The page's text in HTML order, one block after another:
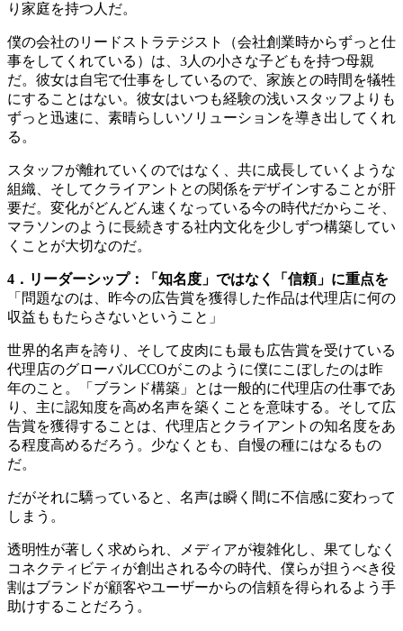
り家庭を持つ人だ。
僕の会社のリードストラテジスト（会社創業時からずっと仕
事をしてくれている）は、3人の小さな子どもを持つ母親
だ。彼女は自宅で仕事をしているので、家族との時間を犠牲
にすることはない。彼女はいつも経験の浅いスタッフよりも
ずっと迅速に、素晴らしいソリューションを導き出してくれ
る。
スタッフが離れていくのではなく、共に成長していくような
組織、そしてクライアントとの関係をデザインすることが肝
要だ。変化がどんどん速くなっている今の時代だからこそ、
マラソンのように長続きする社内文化を少しずつ構築してい
くことが大切なのだ。
4．リーダーシップ：「知名度」ではなく「信頼」に重点を
「問題なのは、昨今の広告賞を獲得した作品は代理店に何の
収益ももたらさないということ」
世界的名声を誇り、そして皮肉にも最も広告賞を受けている
代理店のグローバルCCOがこのように僕にこぼしたのは昨
年のこと。「ブランド構築」とは一般的に代理店の仕事であ
り、主に認知度を高め名声を築くことを意味する。そして広
告賞を獲得することは、代理店とクライアントの知名度をあ
る程度高めるだろう。少なくとも、自慢の種にはなるもの
だ。
だがそれに驕っていると、名声は瞬く間に不信感に変わって
しまう。
透明性が著しく求められ、メディアが複雑化し、果てしなく
コネクティビティが創出される今の時代、僕らが担うべき役
割はブランドが顧客やユーザーからの信頼を得られるよう手
助けすることだろう。